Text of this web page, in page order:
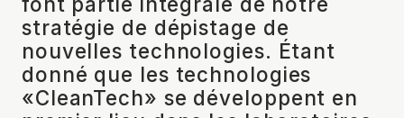
stratégie de dépistage de
nouvelles technologies. Étant
donné que les technologies
«CleanTech» se développent en